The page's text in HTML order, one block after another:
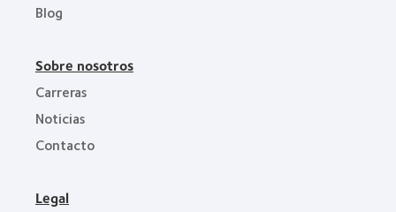
Blog
Sobre nosotros
Carreras
Noticias
Contacto
Legal